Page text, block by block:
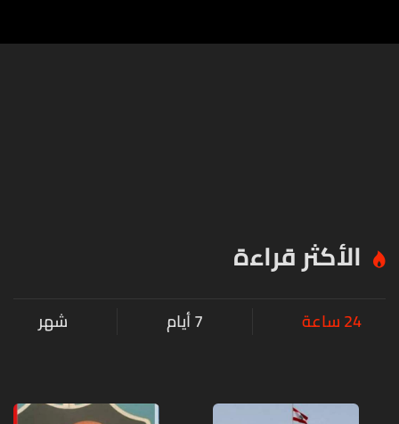
الأكثر قراءة
24 ساعة 7 أيام شهر